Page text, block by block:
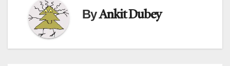
ByAnkit Dubey